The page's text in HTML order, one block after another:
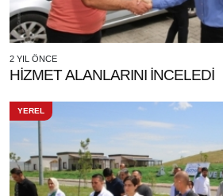
2 YIL ÖNCE
HİZMET ALANLARINI İNCELEDİ
YEREL